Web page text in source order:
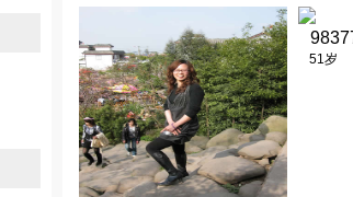
51岁